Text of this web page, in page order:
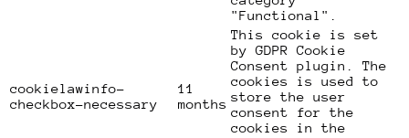
"Functional".
cookielawinfo-
checkbox-necessary
11
months
This cookie is set
by GDPR Cookie
Consent plugin. The
cookies is used to
store the user
consent for the
cookies in the